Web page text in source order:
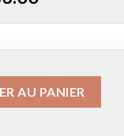
AU PANIER